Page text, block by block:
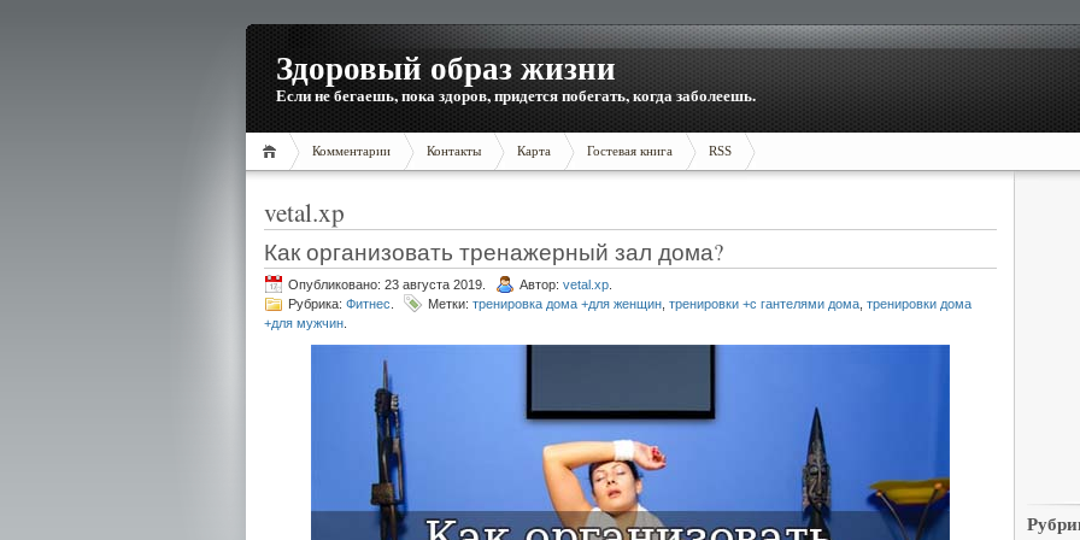
Здоровый образ жизни
Если не бегаешь, пока здоров, придется побегать, когда заболеешь.
Комментарии Контакты Карта Гостевая книга RSS
vetal.xp
Как организовать тренажерный зал дома?
Опубликовано: 23 августа 2019. Автор: vetal.xp
Рубрика: Фитнес Метки: тренировка дома +для женщин тренировки +с гантелями дома тренировки дома
+для мужчин